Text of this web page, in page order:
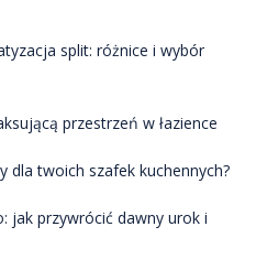
split: różnice i wybór
przestrzeń w łazience
dla twoich szafek kuchennych?
jak przywrócić dawny urok i